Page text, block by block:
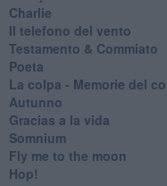
Charlie
Il telefono del vento
Testamento & Commiato
Poeta
​La colpa - Memorie del
Autunno
Gracias a la vida
Somnium
Fly me to the moon
Hop!